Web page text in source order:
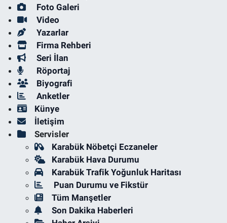
Foto Galeri
Video
Yazarlar
Firma Rehberi
Seri İlan
Röportaj
Biyografi
Anketler
Künye
İletişim
Servisler
Karabük Nöbetçi Eczaneler
Karabük Hava Durumu
Karabük Trafik Yoğunluk Haritası
Puan Durumu ve Fikstür
Tüm Manşetler
Son Dakika Haberleri